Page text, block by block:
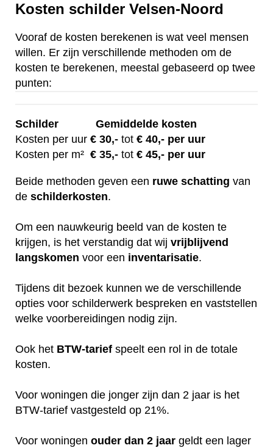
Kosten schilder Velsen-Noord
Vooraf de kosten berekenen is wat veel mensen
willen. Er zijn verschillende methoden om de
kosten te berekenen, meestal gebaseerd op twee
punten:
Schilder
Gemiddelde kosten
Kosten per uur € 30,- tot € 40,- per uur
Kosten per m² € 35,- tot € 45,- per uur
Beide methoden geven een ruwe schatting van
de schilderkosten.
Om een nauwkeurig beeld van de kosten te
krijgen, is het verstandig dat wij vrijblijvend
langskomen voor een inventarisatie.
Tijdens dit bezoek kunnen we de verschillende
opties voor schilderwerk bespreken en vaststellen
welke voorbereidingen nodig zijn.
Ook het BTW-tarief speelt een rol in de totale
kosten.
Voor woningen die jonger zijn dan 2 jaar is het
BTW-tarief vastgesteld op 21%.
Voor woningen ouder dan 2 jaar geldt een lager